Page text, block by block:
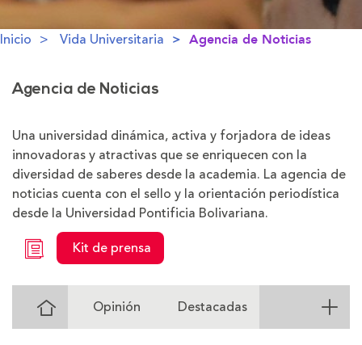
Inicio Vida Universitaria Agencia de Noticias
Agencia de Noticias
Una universidad dinámica, activa y forjadora de ideas
innovadoras y atractivas que se enriquecen con la
diversidad de saberes desde la academia. La agencia de
noticias cuenta con el sello y la orientación periodística
desde la Universidad Pontificia Bolivariana.
Kit de prensa
Ir
al
Opinión Destacadas